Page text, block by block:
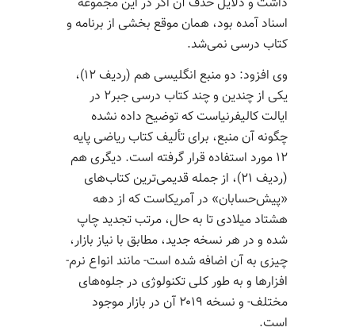
اسناد آمده بود، همان موقع بخشی از برنامه و
کتاب درسی نمی‌­شد.
وی افزود: دو منبع انگلیسی هم (ردیف ۱۲)،
یکی از چندین و چند کتاب درسی جبر۲ در
ایالت کالیفرنیاست که توضیح داده نشده
چگونه آن منبع، برای تألیف کتاب ریاضی پایه
۱۲ مورد استفاده قرار گرفته است. دیگری هم
(ردیف ۲۱)، از جمله قدیمی‌­ترین کتاب­‌های
«پیش‌­حسابان» در آمریکاست که از دهه
هشتاد میلادی تا به حال، مرتب تجدید چاپ
شده و در هر نسخه جدید، مطابق با نیاز بازار،
چیزی به آن اضافه شده است- مانند انواع نرم‌­
افزارها و به طور کلی تکنولوژی در جلوه‌­های
مختلف- و نسخه ۲۰۱۹ آن در بازار موجود
است.